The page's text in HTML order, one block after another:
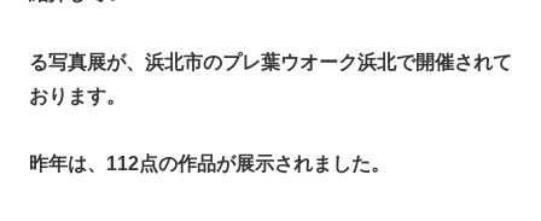
る写真展が、浜北市のプレ葉ウオーク浜北で開催されて
おります。
昨年は、112点の作品が展示されました。